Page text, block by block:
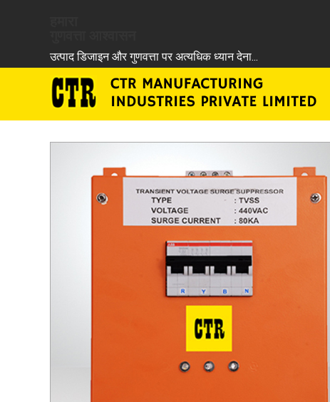
उत्पाद डिजाइन और गुणवत्ता पर अत्यधिक ध्यान देना...